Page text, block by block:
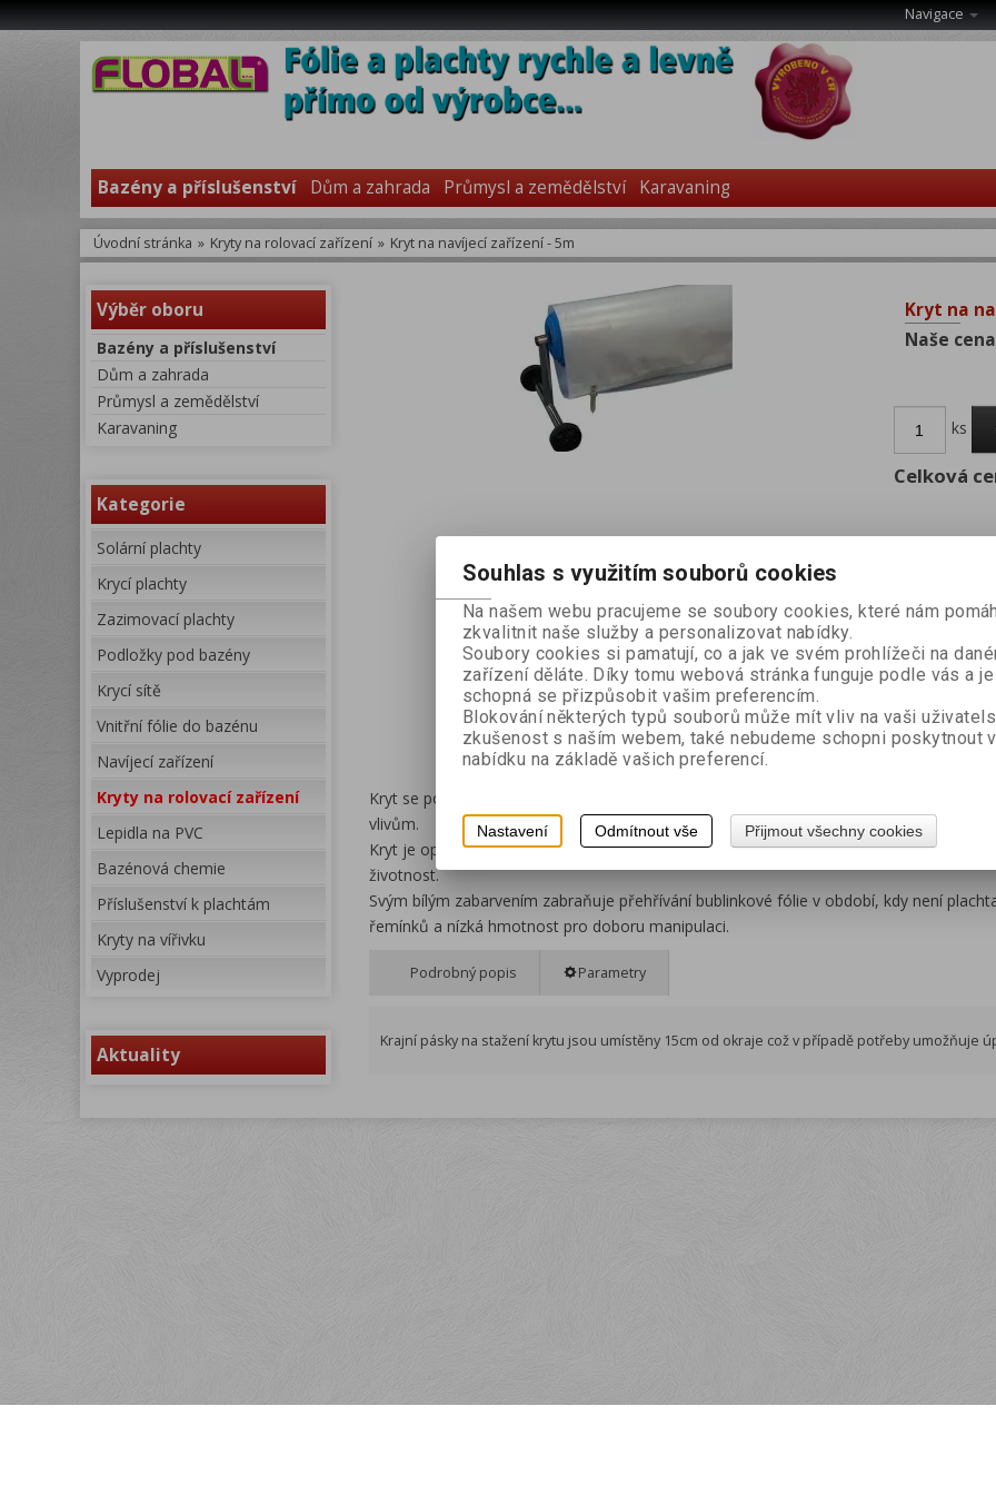
Navigace
Bazény a příslušenství Dům a zahrada Průmysl a zemědělství Karavaning
Úvodní stránka » Kryty na rolovací zařízení » Kryt na navíjecí zařízení - 5m
Výběr oboru
Bazény a příslušenství
Dům a zahrada
Průmysl a zemědělství
Karavaning
Kategorie
Solární plachty
Krycí plachty
Zazimovací plachty
Podložky pod bazény
Krycí sítě
Vnitřní fólie do bazénu
Navíjecí zařízení
Kryty na rolovací zařízení
Lepidla na PVC
Bazénová chemie
Příslušenství k plachtám
Kryty na vířivku
Vyprodej
Aktuality
Kryt na
Naše
ks
Celková
Záruka (měsíců):
Hmotnost:2,6 kg
Dotaz na
Doporučit
Kryt se používá k zakrytí solární plachty navinuté na navíjecím zařízení. Chrání
vlivům.
Kryt je opatřen zesílenou UV stabilizací proti vlivu UV spektra slunečního záření,
životnost.
Svým bílým zabarvením zabraňuje přehřívání bublinkové fólie v období, kdy není
řemínků a nízká hmotnost pro doboru manipulaci.
Podrobný popis Parametry
Krajní pásky na stažení krytu jsou umístěny 15cm od okraje což v případě potřeby umožňuje
Souhlas s využitím souborů cookies
Na našem webu pracujeme se soubory cookies, které nám
zkvalitnit naše služby a personalizovat nabídky.
Soubory cookies si pamatují, co a jak ve svém prohlížeči na
zařízení děláte. Díky tomu webová stránka funguje podle vás a je
schopná se přizpůsobit vašim preferencím.
Blokování některých typů souborů může mít vliv na vaši
zkušenost s naším webem, také nebudeme schopni poskytnout
nabídku na základě vašich preferencí.
Nastavení Odmítnout vše Přijmout všechny cookies